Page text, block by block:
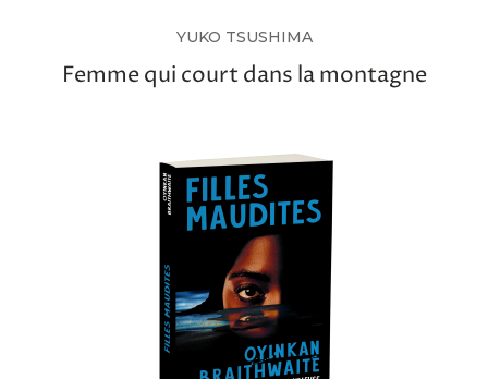
YUKO TSUSHIMA
Femme qui court dans la montagne